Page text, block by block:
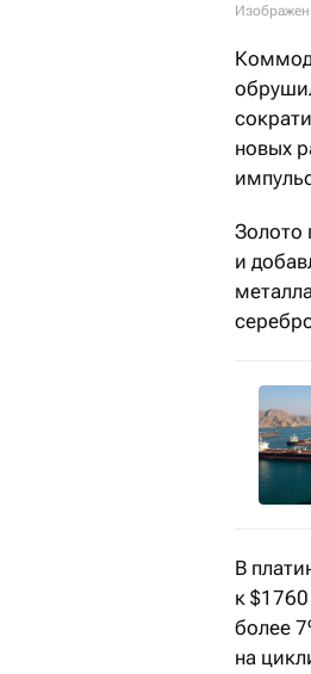
новых
Золото
и
В
к
более
на